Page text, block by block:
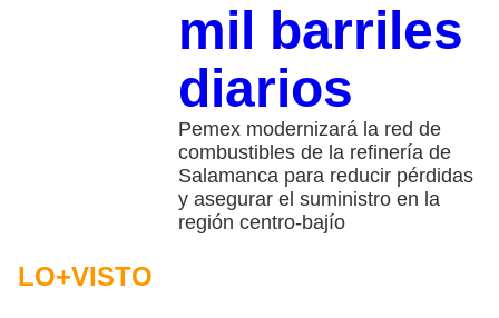
mil barriles
diarios
Pemex modernizará la red de
combustibles de la refinería de
Salamanca para reducir pérdidas
y asegurar el suministro en la
región centro-bajío
LO+VISTO